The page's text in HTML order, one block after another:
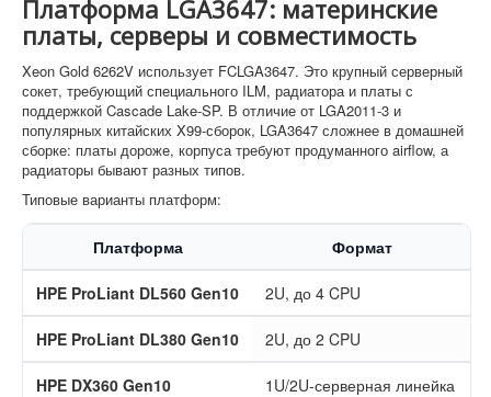
Платформа LGA3647: материнские
платы, серверы и совместимость
Xeon Gold 6262V использует FCLGA3647. Это крупный серверный
сокет, требующий специального ILM, радиатора и платы с
поддержкой Cascade Lake-SP. В отличие от LGA2011-3 и
популярных китайских X99-сборок, LGA3647 сложнее в домашней
сборке: платы дороже, корпуса требуют продуманного airflow, а
радиаторы бывают разных типов.
Типовые варианты платформ:
Платформа Формат
HPE ProLiant DL560 Gen10 2U, до 4 CPU
HPE ProLiant DL380 Gen10 2U, до 2 CPU
HPE DX360 Gen10 1U/2U-серверная линейка